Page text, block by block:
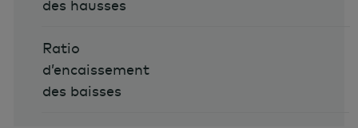
des hausses
Ratio
d’encaissement
des baisses